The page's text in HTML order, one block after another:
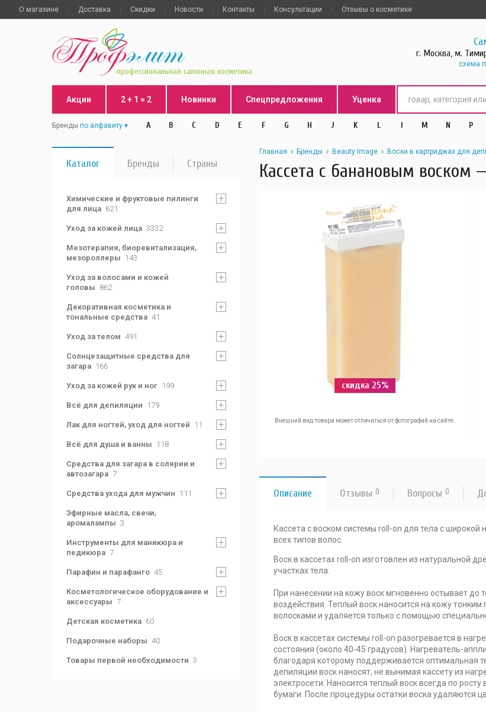
О магазине Доставка Скидки Новости Контакты Консультации Отзывы о косметике
профессиональная салонная косметика
г. Москва, м.
схема
Акции 2 + 1 = 2 Новинки Спецпредложения Уценка
Бренды по алфавиту A B C D E F G H J K L l M N P
Каталог Бренды Страны
Химические и фруктовые пилинги
для лица 621
Уход за кожей лица 3332
Мезотерапия, биоревитализация,
мезороллеры 143
Уход за волосами и кожей
головы 862
Декоративная косметика и
тональные средства 41
Уход за телом 491
Солнцезащитные средства для
загара 166
Уход за кожей рук и ног 199
Всё для депиляции 179
Лак для ногтей, уход для ногтей 11
Всё для душа и ванны 118
Средства для загара в солярии и
автозагара 7
Средства ухода для мужчин 111
Эфирные масла, свечи,
аромалампы 3
Инструменты для маникюра и
педикюра 7
Парафин и парафанго 45
Косметологическое оборудование и
аксессуары 7
Детская косметика 60
Подарочные наборы 40
Товары первой необходимости 3
Главная Бренды Beauty Image Воски в картриджах для
Кассета с банановым воском
скидка 25%
Внешний вид товара может отличаться от фотографий на сайте.
Описание Отзывы 0 Вопросы 0
Кассета с воском системы roll-on для тела с
всех типов волос.
Воск в кассетах roll-on изготовлен из натуральной
участках тела.
При нанесении на кожу воск мгновенно остывает до
воздействия. Теплый воск наносится на кожу
волосками и удаляется только с помощью
Воск в кассетах системы roll-on разогревается в
состояния (около 40-45 градусов). Нагреватель-
благодаря которому поддерживается оптимальная
депиляции воск наносят, не вынимая кассету из
электросети. Наносится теплый воск всегда по
бумаги. После процедуры остатки воска удаляются